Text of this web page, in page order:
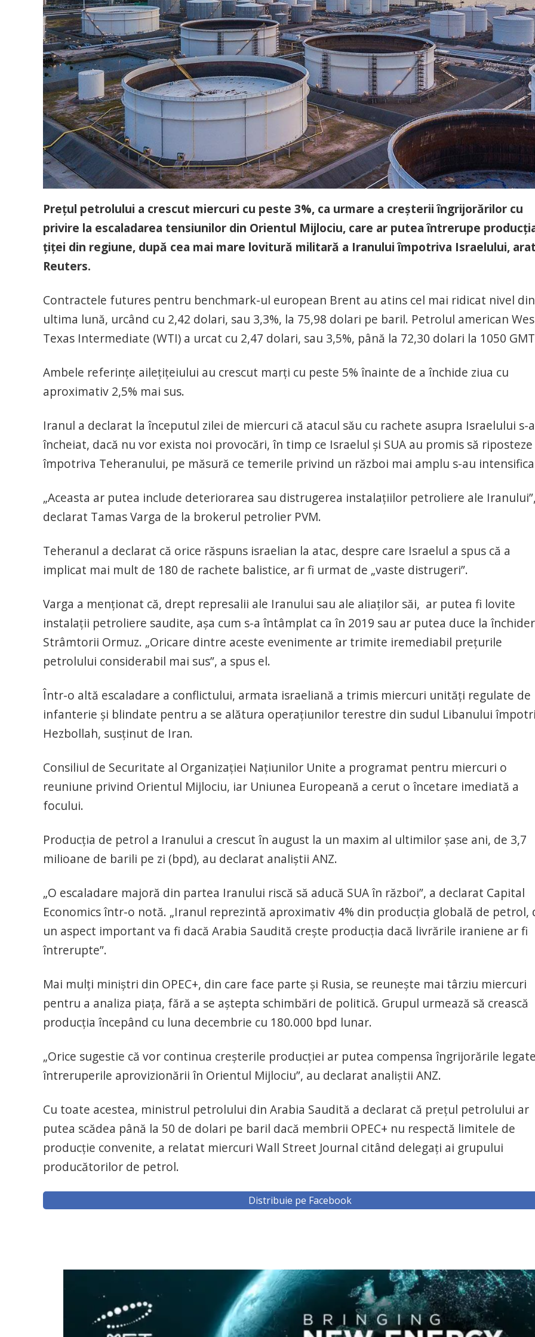
Prețul petrolului a crescut miercuri cu peste 3%, ca urmare a creșterii îngrijorărilor cu
privire la escaladarea tensiunilor din Orientul Mijlociu, care ar putea întrerupe
țiței din regiune, după cea mai mare lovitură militară a Iranului împotriva Israelului,
Reuters.
Contractele futures pentru benchmark-ul european Brent au atins cel mai ridicat nivel din
ultima lună, urcând cu 2,42 dolari, sau 3,3%, la 75,98 dolari pe baril. Petrolul american
Texas Intermediate (WTI) a urcat cu 2,47 dolari, sau 3,5%, până la 72,30 dolari la 1050
Ambele referințe ailețițeiului au crescut marți cu peste 5% înainte de a închide ziua cu
aproximativ 2,5% mai sus.
Iranul a declarat la începutul zilei de miercuri că atacul său cu rachete asupra Israelului s-a
încheiat, dacă nu vor exista noi provocări, în timp ce Israelul și SUA au promis să riposteze
împotriva Teheranului, pe măsură ce temerile privind un război mai amplu s-au
„Aceasta ar putea include deteriorarea sau distrugerea instalațiilor petroliere ale
declarat Tamas Varga de la brokerul petrolier PVM.
Teheranul a declarat că orice răspuns israelian la atac, despre care Israelul a spus că a
implicat mai mult de 180 de rachete balistice, ar fi urmat de „vaste distrugeri”.
Varga a menționat că, drept represalii ale Iranului sau ale aliaților săi, ar putea fi lovite
instalații petroliere saudite, așa cum s-a întâmplat ca în 2019 sau ar putea duce la
Strâmtorii Ormuz. „Oricare dintre aceste evenimente ar trimite iremediabil prețurile
petrolului considerabil mai sus”, a spus el.
Într-o altă escaladare a conflictului, armata israeliană a trimis miercuri unități regulate de
infanterie și blindate pentru a se alătura operațiunilor terestre din sudul Libanului
Hezbollah, susținut de Iran.
Consiliul de Securitate al Organizației Națiunilor Unite a programat pentru miercuri o
reuniune privind Orientul Mijlociu, iar Uniunea Europeană a cerut o încetare imediată a
focului.
Producția de petrol a Iranului a crescut în august la un maxim al ultimilor șase ani, de 3,7
milioane de barili pe zi (bpd), au declarat analiștii ANZ.
„O escaladare majoră din partea Iranului riscă să aducă SUA în război”, a declarat Capital
Economics într-o notă. „Iranul reprezintă aproximativ 4% din producția globală de petrol,
un aspect important va fi dacă Arabia Saudită crește producția dacă livrările iraniene ar fi
întrerupte”.
Mai mulți miniștri din OPEC+, din care face parte și Rusia, se reunește mai târziu miercuri
pentru a analiza piața, fără a se aștepta schimbări de politică. Grupul urmează să crească
producția începând cu luna decembrie cu 180.000 bpd lunar.
„Orice sugestie că vor continua creșterile producției ar putea compensa îngrijorările
întreruperile aprovizionării în Orientul Mijlociu”, au declarat analiștii ANZ.
Cu toate acestea, ministrul petrolului din Arabia Saudită a declarat că prețul petrolului ar
putea scădea până la 50 de dolari pe baril dacă membrii OPEC+ nu respectă limitele de
producție convenite, a relatat miercuri Wall Street Journal citând delegați ai grupului
producătorilor de petrol.
Distribuie pe Facebook